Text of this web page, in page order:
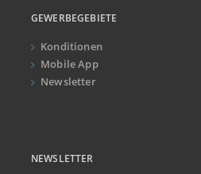
GEWERBEGEBIETE
Konditionen
Mobile App
Newsletter
NEWSLETTER